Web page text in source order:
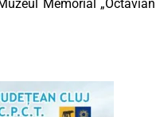
Memorial „Octavian